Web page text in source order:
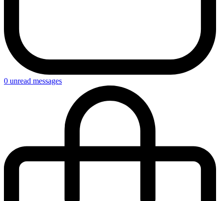
0 unread messages